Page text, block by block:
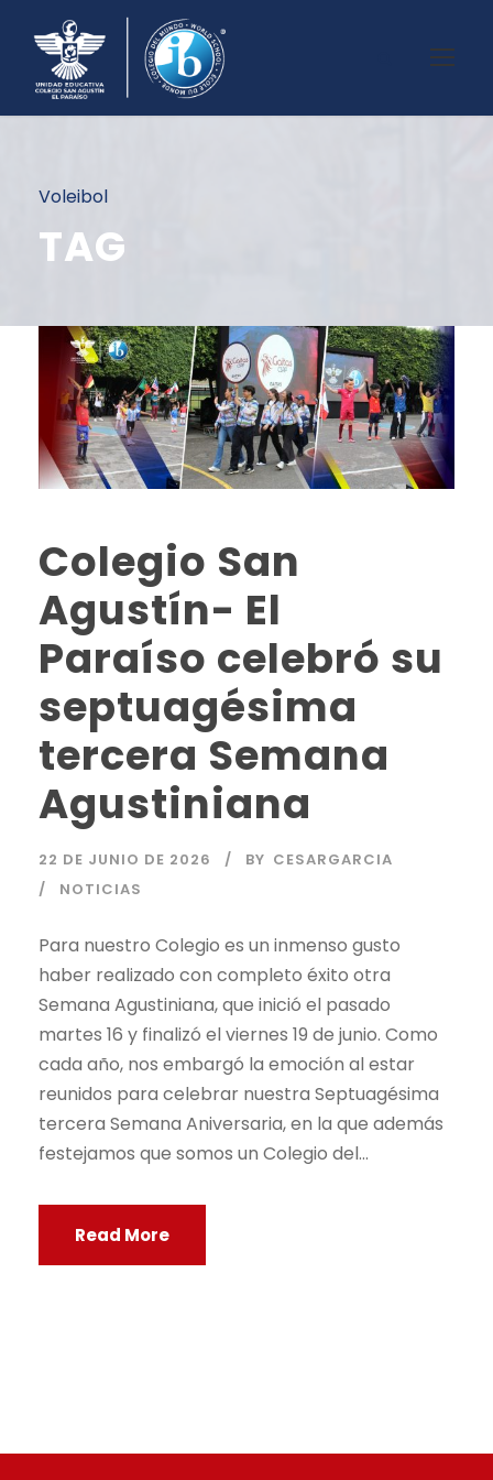
Voleibol
TAG
Colegio San
Agustín- El
Paraíso celebró su
septuagésima
tercera Semana
Agustiniana
22 DE JUNIO DE 2026 BY CESARGARCIA
NOTICIAS
Para nuestro Colegio es un inmenso gusto
haber realizado con completo éxito otra
Semana Agustiniana, que inició el pasado
martes 16 y finalizó el viernes 19 de junio. Como
cada año, nos embargó la emoción al estar
reunidos para celebrar nuestra Septuagésima
tercera Semana Aniversaria, en la que además
festejamos que somos un Colegio del...
Read More